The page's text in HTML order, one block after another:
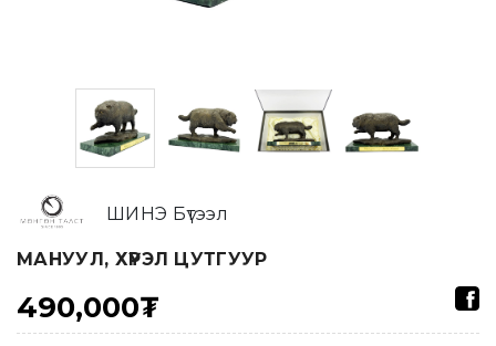
ШИНЭ Бүтээл
МАНУУЛ, ХҮРЭЛ ЦУТГУУР
490,000₮